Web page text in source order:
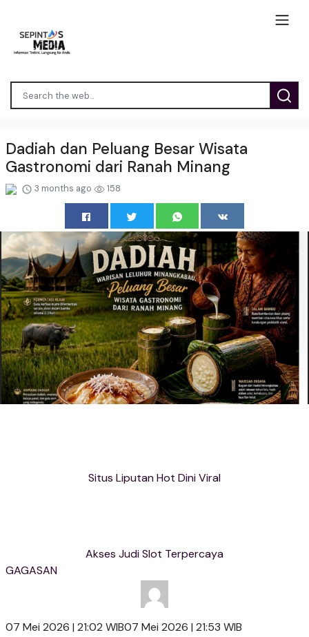
Dadiah dan Peluang Besar Wisata
Gastronomi dari Ranah Minang
3 months ago 158
Situs Liputan Hot Dini Viral
Akses Judi Slot Terpercaya
GAGASAN
07 Mei 2026 | 21:02 WIB07 Mei 2026 | 21:53 WIB